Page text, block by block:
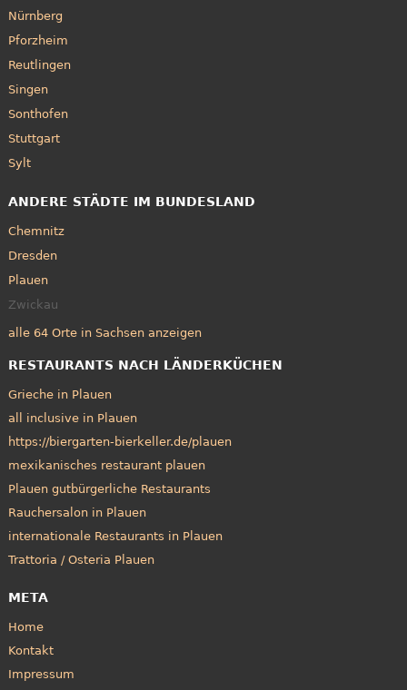
Nürnberg
Pforzheim
Reutlingen
Singen
Sonthofen
Stuttgart
Sylt
ANDERE STÄDTE IM BUNDESLAND
Chemnitz
Dresden
Plauen
Zwickau
alle 64 Orte in Sachsen anzeigen
RESTAURANTS NACH LÄNDERKÜCHEN
Grieche in Plauen
all inclusive in Plauen
https://biergarten-bierkeller.de/plauen
mexikanisches restaurant plauen
Plauen gutbürgerliche Restaurants
Rauchersalon in Plauen
internationale Restaurants in Plauen
Trattoria / Osteria Plauen
META
Home
Kontakt
Impressum